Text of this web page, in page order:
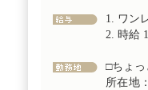
1. ワン
2. 時給
□ちょっ
所在地